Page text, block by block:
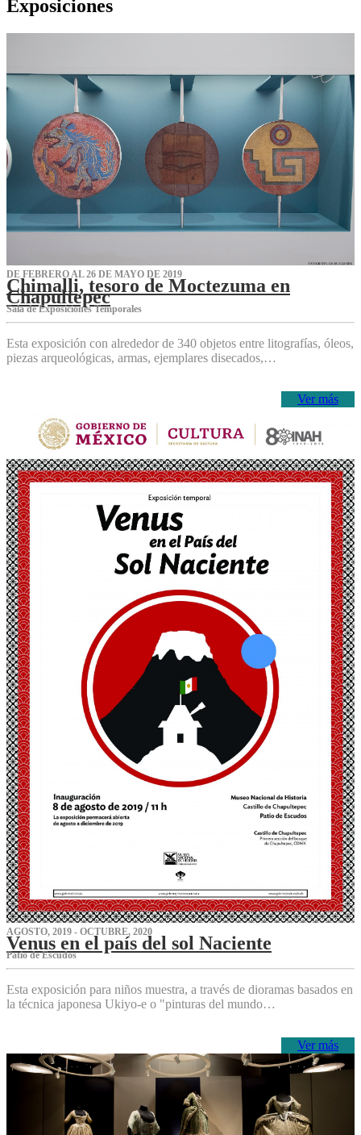
Exposiciones
DE FEBRERO AL 26 DE MAYO DE 2019
Chimalli, tesoro de Moctezuma en
Chapultepec
Sala de Exposiciones Temporales
Esta exposición con alrededor de 340 objetos entre litografías, óleos,
piezas arqueológicas, armas, ejemplares disecados,…
Ver más
AGOSTO, 2019 - OCTUBRE, 2020
Venus en el país del sol Naciente
P‌atio de Escudos
Esta exposición para niños muestra, a través de dioramas basados en
la técnica japonesa Ukiyo-e o "pinturas del mundo…
Ver más